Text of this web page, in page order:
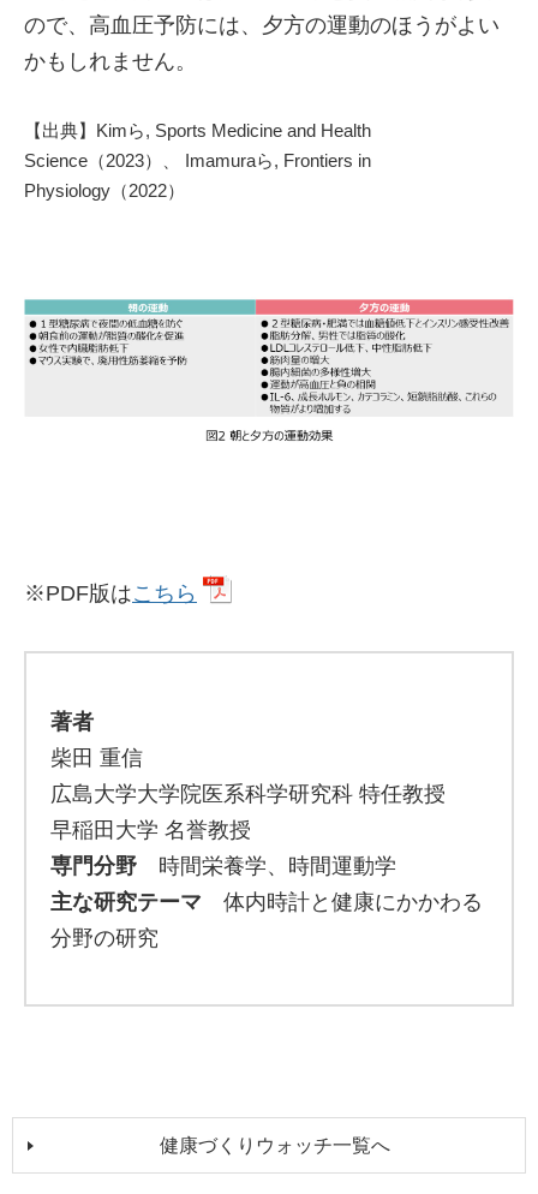
ので、高血圧予防には、夕方の運動のほうがよい
かもしれません。
【出典】Kimら, Sports Medicine and Health
Science（2023）、 Imamuraら, Frontiers in
Physiology（2022）
※PDF版はこちら
著者
柴田 重信
広島大学大学院医系科学研究科 特任教授
早稲田大学 名誉教授
専門分野 時間栄養学、時間運動学
主な研究テーマ 体内時計と健康にかかわる
分野の研究
健康づくりウォッチ一覧へ